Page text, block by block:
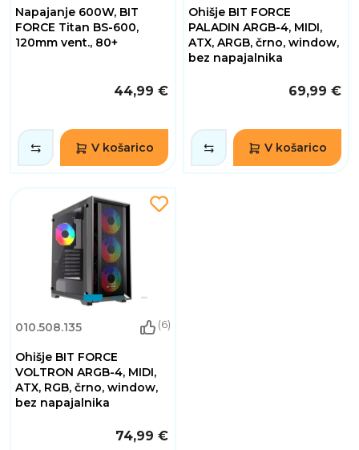
Napajanje 600W, BIT
FORCE Titan BS-600,
120mm vent., 80+
44,99 €
V košarico
Ohišje BIT FORCE
PALADIN ARGB-4, MIDI,
ATX, ARGB, črno, window,
bez napajalnika
69,99 €
V košarico
010.508.135 (6)
Ohišje BIT FORCE
VOLTRON ARGB-4, MIDI,
ATX, RGB, črno, window,
bez napajalnika
74,99 €